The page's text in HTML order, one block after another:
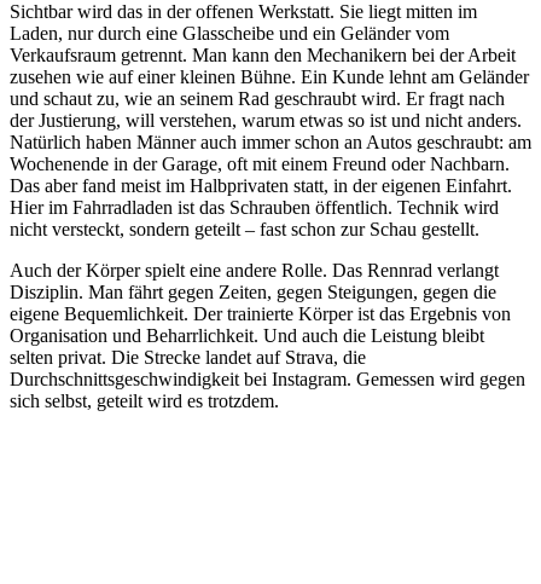
Sichtbar wird das in der offenen Werkstatt. Sie liegt mitten im
Laden, nur durch eine Glasscheibe und ein Geländer vom
Verkaufsraum getrennt. Man kann den Mechanikern bei der Arbeit
zusehen wie auf einer kleinen Bühne. Ein Kunde lehnt am Geländer
und schaut zu, wie an seinem Rad geschraubt wird. Er fragt nach
der Justierung, will verstehen, warum etwas so ist und nicht anders.
Natürlich haben Männer auch immer schon an Autos geschraubt: am
Wochenende in der Garage, oft mit einem Freund oder Nachbarn.
Das aber fand meist im Halbprivaten statt, in der eigenen Einfahrt.
Hier im Fahrradladen ist das Schrauben öffentlich. Technik wird
nicht versteckt, sondern geteilt – fast schon zur Schau gestellt.
Auch der Körper spielt eine andere Rolle. Das Rennrad verlangt
Disziplin. Man fährt gegen Zeiten, gegen Steigungen, gegen die
eigene Bequemlichkeit. Der trainierte Körper ist das Ergebnis von
Organisation und Beharrlichkeit. Und auch die Leistung bleibt
selten privat. Die Strecke landet auf Strava, die
Durchschnittsgeschwindigkeit bei Instagram. Gemessen wird gegen
sich selbst, geteilt wird es trotzdem.